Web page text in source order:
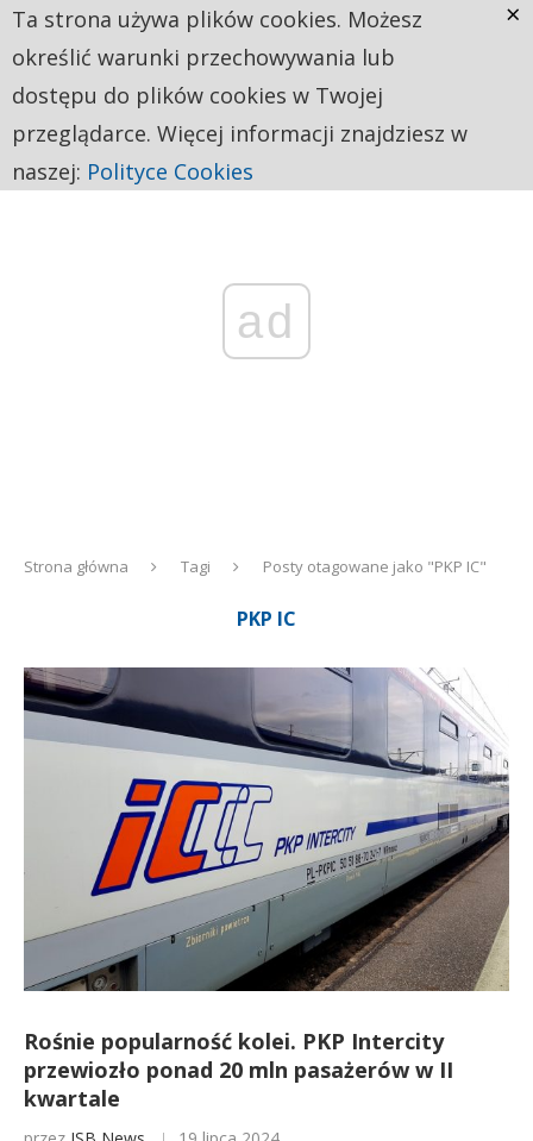
ad
Strona główna Tagi Posty otagowane jako "PKP IC"
PKP IC
Rośnie popularność kolei. PKP Intercity
przewiozło ponad 20 mln pasażerów w II
kwartale
Ta strona używa plików cookies. Możesz
określić warunki przechowywania lub
dostępu do plików cookies w Twojej
przeglądarce. Więcej informacji znajdziesz w
naszej: Polityce Cookies
×